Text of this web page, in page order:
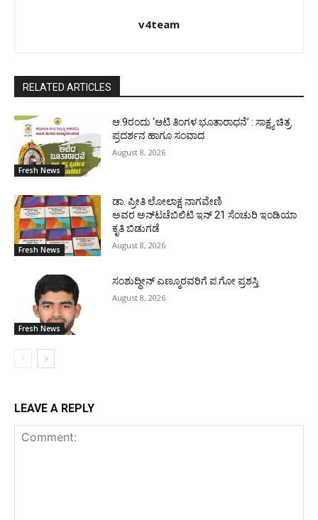
v4team
RELATED ARTICLES
Fresh News
ಆ.9ರಂದು ‘ಆಟಿ ತಿಂಗಳ ಭೂತಾರಾಧನೆ’ : ಸಾಕ್ಷ್ಯ ಚಿತ್ರ
ಪ್ರದರ್ಶನ ಹಾಗೂ ಸಂವಾದ
August 8, 2026
Fresh News
ಡಾ. ಪ್ರೀತಿ ಲೋಲಾಕ್ಷ ನಾಗವೇಣಿ
ಅವರ ಅನ್‌ಟಚೆಬಿಲಿಟಿ ಇನ್ 21 ಸೆಂಚುರಿ ಇಂಡಿಯಾ
ಕೃತಿ ಬಿಡುಗಡೆ
August 8, 2026
Fresh News
ಸಂಶುದ್ಧೀನ್ ಎಣ್ಮೂರವರಿಗೆ ಪ.ಗೋ ಪ್ರಶಸ್ತಿ
August 8, 2026
LEAVE A REPLY